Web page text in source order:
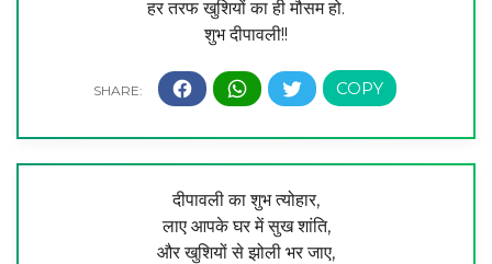
हर तरफ खुशियों का ही मौसम हो.
शुभ दीपावली!!
दीपावली का शुभ त्योहार,
लाए आपके घर में सुख शांति,
और खुशियों से झोली भर जाए,